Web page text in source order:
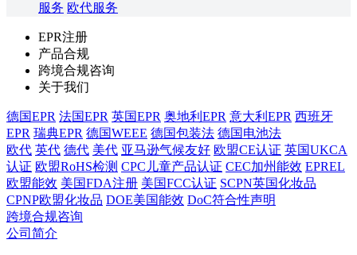
服务 欧代服务
EPR注册
产品合规
跨境合规咨询
关于我们
德国EPR 法国EPR 英国EPR 奥地利EPR 意大利EPR 西班牙
EPR 瑞典EPR 德国WEEE 德国包装法 德国电池法
欧代 英代 德代 美代 亚马逊气候友好 欧盟CE认证 英国UKCA
认证 欧盟RoHS检测 CPC儿童产品认证 CEC加州能效 EPREL
欧盟能效 美国FDA注册 美国FCC认证 SCPN英国化妆品
CPNP欧盟化妆品 DOE美国能效 DoC符合性声明
跨境合规咨询
公司简介